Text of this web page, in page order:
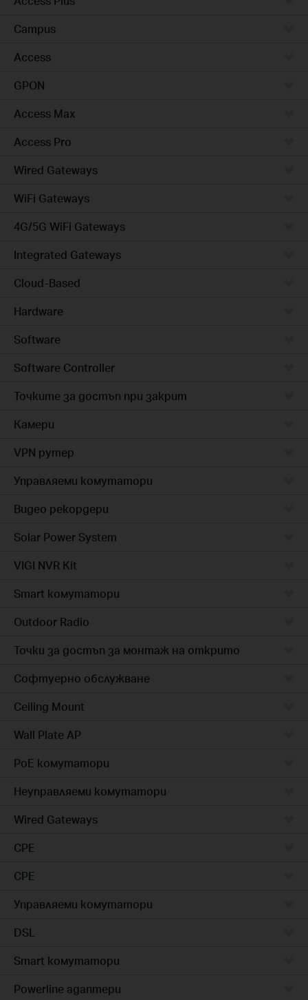
Campus
Access
GPON
Access Max
Access Pro
Wired Gateways
WiFi Gateways
4G/5G WiFi Gateways
Integrated Gateways
Cloud-Based
Hardware
Software
Software Controller
Точките за достъп при закрит
Камери
VPN рутер
Управляеми комутатори
Видео рекордери
Solar Power System
VIGI NVR Kit
Smart комутатори
Outdoor Radio
Точки за достъп за монтаж на открито
Софтуерно обслужване
Ceiling Mount
Wall Plate AP
PoE комутатори
Неуправляеми комутатори
Wired Gateways
CPE
CPE
Управляеми комутатори
DSL
Smart комутатори
Powerline адаптери